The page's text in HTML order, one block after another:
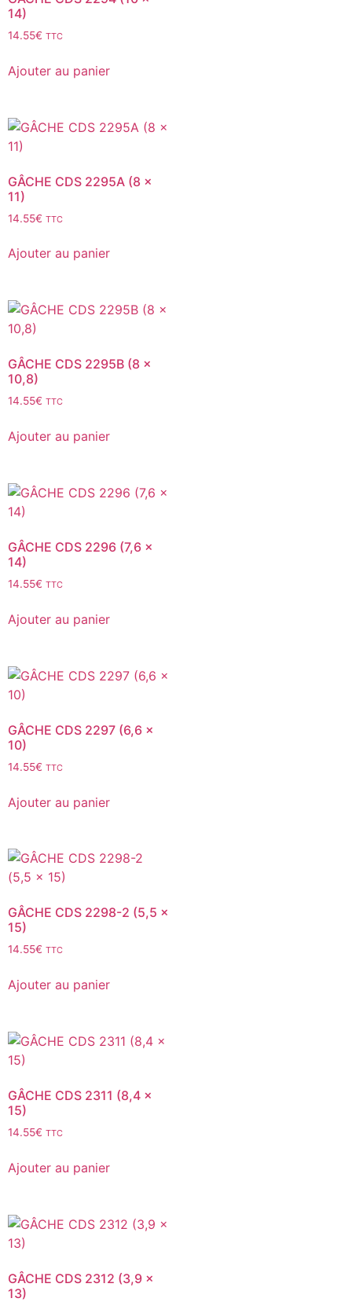
14)
14.55€ TTC
Ajouter au panier
GÂCHE CDS 2295A (8 x
11)
14.55€ TTC
Ajouter au panier
GÂCHE CDS 2295B (8 x
10,8)
14.55€ TTC
Ajouter au panier
GÂCHE CDS 2296 (7,6 x
14)
14.55€ TTC
Ajouter au panier
GÂCHE CDS 2297 (6,6 x
10)
14.55€ TTC
Ajouter au panier
GÂCHE CDS 2298-2 (5,5 x
15)
14.55€ TTC
Ajouter au panier
GÂCHE CDS 2311 (8,4 x
15)
14.55€ TTC
Ajouter au panier
GÂCHE CDS 2312 (3,9 x
13)